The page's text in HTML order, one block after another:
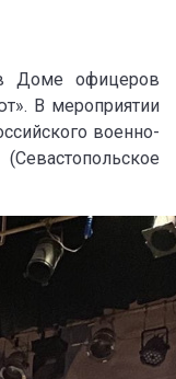
Доме офицеров
В мероприятии
военно-